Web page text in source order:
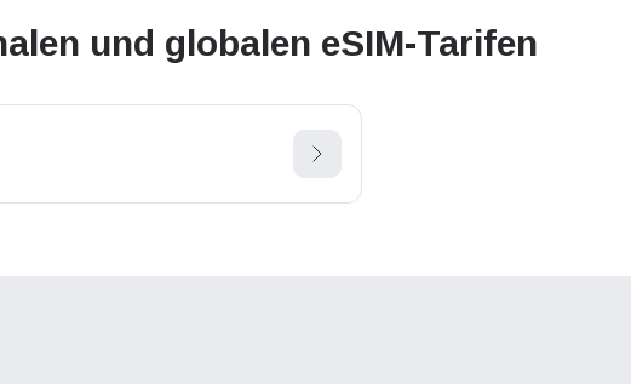
und globalen eSIM-Tarifen